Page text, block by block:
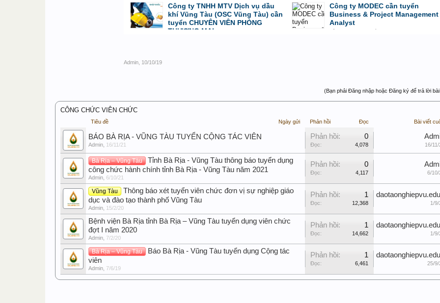
Công ty TNHH MTV Dịch vụ dầu
khí Vũng Tàu (OSC Vũng Tàu) cần
tuyển CHUYÊN VIÊN PHÒNG
THƯƠNG MẠI
Công ty MODEC cần tuyển
Business & Project Management
Analyst
bởi 30/3/25 lúc 20:45
Admin 10/10/19
(Bạn phải Đăng nhập hoặc Đăng ký để trả lời
CÔNG CHỨC VIÊN CHỨC
Tiêu đề Ngày gửi Phản hồi Đọc Bài viết
BÁO BÀ RỊA - VŨNG TÀU TUYỂN CỘNG TÁC VIÊN
Admin 16/11/21
Phản hồi: 0
Đọc: 4,078 16/11/
Bà Rịa – Vũng Tàu
Tỉnh Bà Rịa - Vũng Tàu thông báo tuyển dụng
công chức hành chính tỉnh Bà Rịa - Vũng Tàu năm 2021
Admin 6/10/21
Phản hồi: 0
Đọc: 4,117 6/10/
Vũng Tàu
Thông báo xét tuyển viên chức đơn vị sự nghiệp giáo
dục và đào tạo thành phố Vũng Tàu
Admin 15/2/20
Phản hồi: 1
Đọc: 12,368 1/9/
Bệnh viện Bà Rịa tỉnh Bà Rịa – Vũng Tàu tuyển dụng viên chức
đợt I năm 2020
Admin 7/2/20
Phản hồi: 1
Đọc: 14,662 1/9/
Bà Rịa – Vũng Tàu
Báo Bà Rịa - Vũng Tàu tuyển dụng Cộng tác
viên
Admin 7/6/19
Phản hồi: 1
Đọc: 6,461 25/9/